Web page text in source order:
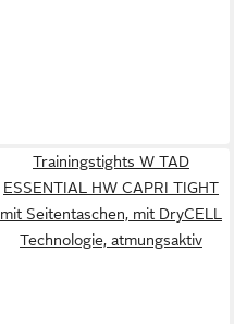
Trainingstights W TAD
ESSENTIAL HW CAPRI TIGHT
mit Seitentaschen, mit DryCELL
Technologie, atmungsaktiv